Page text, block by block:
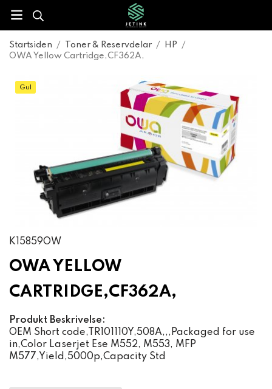
Startsiden / Toner & Reservdelar / HP
/
OWA Yellow Cartridge,CF362A,
Gul
K15859OW
OWA YELLOW
CARTRIDGE,CF362A,
Produkt Beskrivelse:
OEM Short code,TR101110Y,508A,,,Packaged for use
in,Color Laserjet Ese M552, M553, MFP
M577,Yield,5000p,Capacity Std